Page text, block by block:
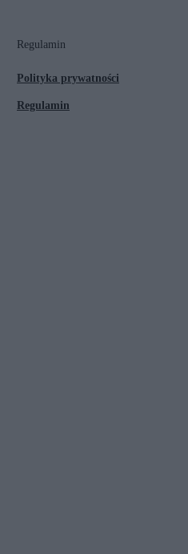
Regulamin
Polityka prywatności
Regulamin